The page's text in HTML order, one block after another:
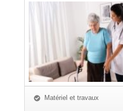
Matériel et travaux